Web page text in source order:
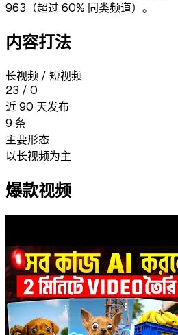
963 （超过60% 同类频道） 。
内容打法
长视频 / 短视频
23 / 0
近 90 天发布
9 条
主要形态
以长视频为主
爆款视频